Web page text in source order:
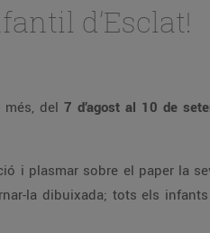
d’Esclat!
del 7 d’agost al 10 de
i plasmar sobre el paper la
la dibuixada; tots els